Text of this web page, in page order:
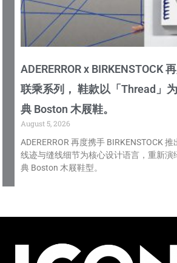
ADERERROR x BIRKENSTOCK
联乘系列， 鞋款以「Thread」
典 Boston 木屐鞋。
August 5, 2026
ADERERROR 再度携手 BIRKENSTOCK
线迹与缝线细节为核心设计语言，重新演
典 Boston 木屐鞋型。